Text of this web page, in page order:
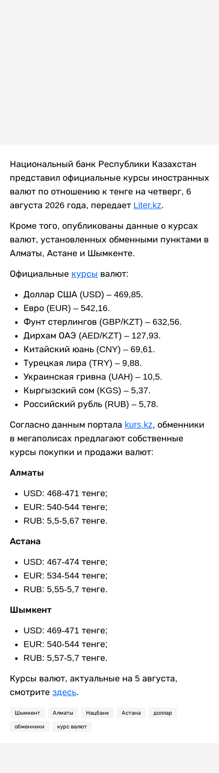
Национальный банк Республики Казахстан
представил официальные курсы иностранных
валют по отношению к тенге на четверг, 6
августа 2026 года, передает Liter.kz.
Кроме того, опубликованы данные о курсах
валют, установленных обменными пунктами в
Алматы, Астане и Шымкенте.
Официальные курсы валют:
Доллар США (USD) – 469,85.
Евро (EUR) – 542,16.
Фунт стерлингов (GBP/KZT) – 632,56.
Дирхам ОАЭ (AED/KZT) – 127,93.
Китайский юань (CNY) – 69,61.
Турецкая лира (TRY) – 9,88.
Украинская гривна (UAH) – 10,5.
Кыргызский сом (KGS) – 5,37.
Российский рубль (RUB) – 5,78.
Согласно данным портала kurs.kz, обменники
в мегаполисах предлагают собственные
курсы покупки и продажи валют:
Алматы
USD: 468-471 тенге;
EUR: 540-544 тенге;
RUB: 5,5-5,67 тенге.
Астана
USD: 467-474 тенге;
EUR: 534-544 тенге;
RUB: 5,55-5,7 тенге.
Шымкент
USD: 469-471 тенге;
EUR: 540-544 тенге;
RUB: 5,57-5,7 тенге.
Курсы валют, актуальные на 5 августа,
смотрите здесь.
Шымкент Алматы Нацбанк Астана доллар
обменники курс валют